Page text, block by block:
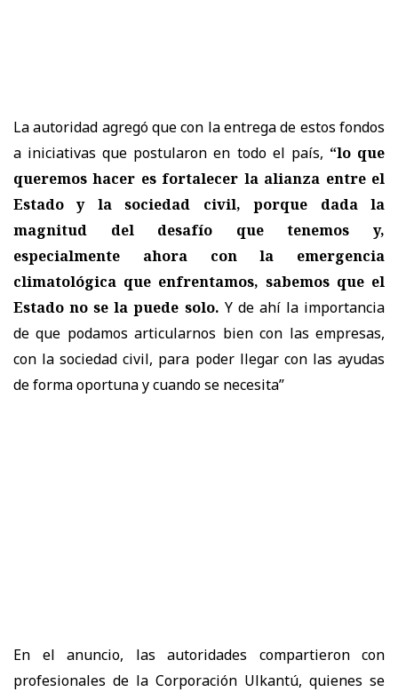
La autoridad agregó que con la entrega de estos fondos
a iniciativas que postularon en todo el país, “lo que
queremos hacer es fortalecer la alianza entre el
Estado y la sociedad civil, porque dada la
magnitud del desafío que tenemos y,
especialmente ahora con la emergencia
climatológica que enfrentamos, sabemos que el
Estado no se la puede solo. Y de ahí la importancia
de que podamos articularnos bien con las empresas,
con la sociedad civil, para poder llegar con las ayudas
de forma oportuna y cuando se necesita”
En el anuncio, las autoridades compartieron con
profesionales de la Corporación Ulkantú, quienes se